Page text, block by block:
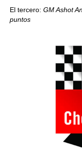
El tercero: GM Ashot
puntos